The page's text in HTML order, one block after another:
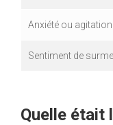
Anxiété ou agitation
Sentiment de
Quelle était